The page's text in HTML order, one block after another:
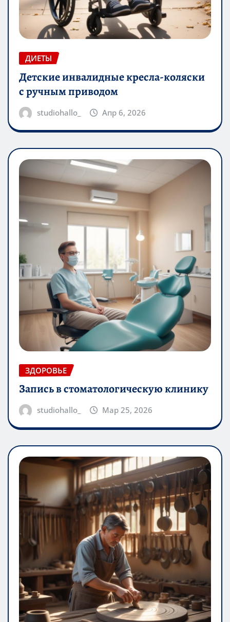
ДИЕТЫ
Детские инвалидные кресла-коляски
с ручным приводом
studiohallo_ Апр 6, 2026
ЗДОРОВЬЕ
Запись в стоматологическую клинику
studiohallo_ Мар 25, 2026